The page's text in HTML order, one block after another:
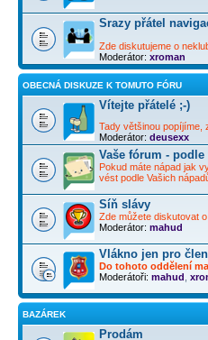
Srazy přátel
Zde diskutujeme o
Moderátor: xroman
OBECNÁ DISKUZE K TOMUTO FÓRU
Vítejte přátelé ;-)
Tady většinou popíjíme,
Moderátor: deusexx
Vaše fórum - podle
Pokud máte nápad jak
vést podle Vašich
Síň slávy
Zde můžete diskutovat
Moderátor: mahud
Vlákno jen pro
Do tohoto oddělení
Moderátoři: mahud
BAZÁREK
Prodám